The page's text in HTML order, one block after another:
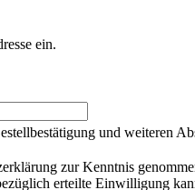
ein.
und weiteren
zur Kenntnis
erteilte Einwilligung